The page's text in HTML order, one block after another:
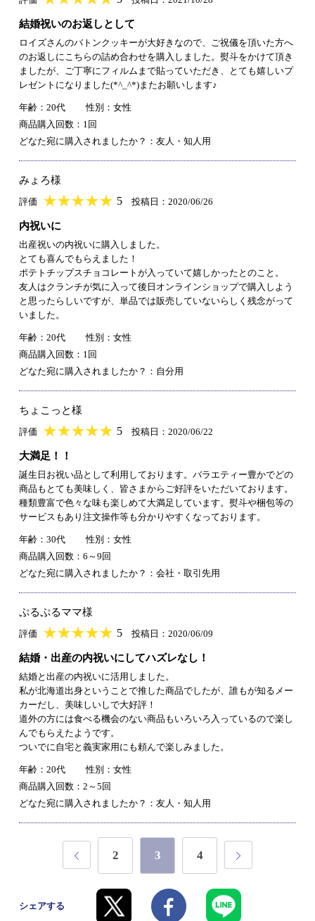
結婚祝いのお返しとして
ロイズさんのバトンクッキーが大好きなので、ご祝儀を頂いた方へ
のお返しにこちらの詰め合わせを購入しました。熨斗をかけて頂き
ましたが、ご丁寧にフィルムまで貼っていただき、とても嬉しいプ
レゼントになりました(*^_^*)またお願いします♪
年齢：20代
性別：女性
商品購入回数：1回
どなた宛に購入されましたか？：友人・知人用
みょろ様
評価 ★★★★★
★★★★★ 5 投稿日：2020/06/26
内祝いに
出産祝いの内祝いに購入しました。
とても喜んでもらえました！
ポテトチップスチョコレートが入っていて嬉しかったとのこと。
友人はクランチが気に入って後日オンラインショップで購入しよう
と思ったらしいですが、単品では販売していないらしく残念がって
いました。
年齢：20代
性別：女性
商品購入回数：1回
どなた宛に購入されましたか？：自分用
ちょこっと様
評価 ★★★★★
★★★★★ 5 投稿日：2020/06/22
大満足！！
誕生日お祝い品として利用しております。バラエティー豊かでどの
商品もとても美味しく、皆さまからご好評をいただいております。
種類豊富で色々な味も楽しめて大満足しています。熨斗や梱包等の
サービスもあり注文操作等も分かりやすくなっております。
年齢：30代
性別：女性
商品購入回数：6～9回
どなた宛に購入されましたか？：会社・取引先用
ぷるぷるママ様
評価 ★★★★★
★★★★★ 5 投稿日：2020/06/09
結婚・出産の内祝いにしてハズレなし！
結婚と出産の内祝いに活用しました。
私が北海道出身ということで推した商品でしたが、誰もが知るメー
カーだし、美味しいしで大好評！
道外の方には食べる機会のない商品もいろいろ入っているので楽し
んでもらえたようです。
ついでに自宅と義実家用にも頼んで楽しみました。
年齢：20代
性別：女性
商品購入回数：2～5回
どなた宛に購入されましたか？：友人・知人用
2 3 4
シェアする